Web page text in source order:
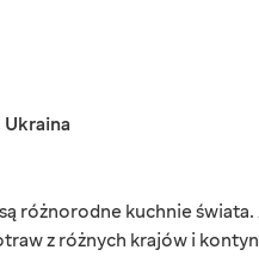
Ukraina
różnorodne kuchnie
z różnych krajów i